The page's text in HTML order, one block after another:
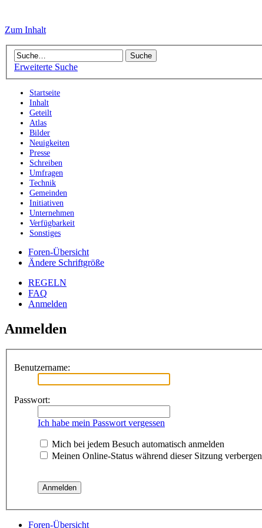
Zum Inhalt
Erweiterte Suche
Startseite
Inhalt
Geteilt
Atlas
Bilder
Neuigkeiten
Presse
Schreiben
Umfragen
Technik
Gemeinden
Initiativen
Unternehmen
Verfügbarkeit
Sonstiges
Foren-Übersicht
Ändere Schriftgröße
REGELN
FAQ
Anmelden
Anmelden
Benutzername:
Passwort:
Ich habe mein Passwort vergessen
Mich bei jedem Besuch automatisch anmelden
Meinen Online-Status während dieser Sitzung verbergen
Foren-Übersicht